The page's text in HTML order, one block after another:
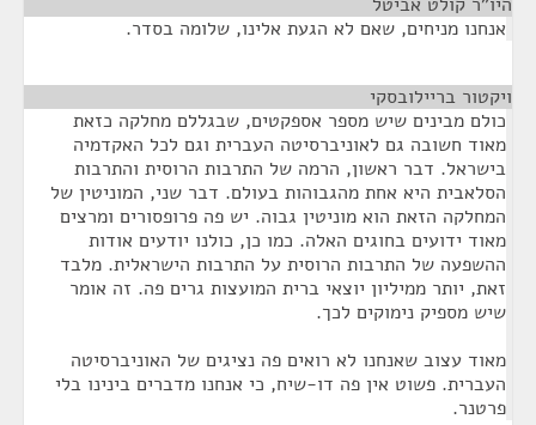
אנחנו מניחים, שאם לא הגעת אלינו, שלומה בסדר.
ויקטור בריילובסקי
כולם מבינים שיש מספר אספקטים, שבגללם מחלקה כזאת
מאוד חשובה גם לאוניברסיטה העברית וגם לכל האקדמיה
בישראל. דבר ראשון, הרמה של התרבות הרוסית והתרבות
הסלאבית היא אחת מהגבוהות בעולם. דבר שני, המוניטין של
המחלקה הזאת הוא מוניטין גבוה. יש פה פרופסורים ומרצים
מאוד ידועים בחוגים האלה. כמו כן, כולנו יודעים אודות
ההשפעה של התרבות הרוסית על התרבות הישראלית. מלבד
זאת, יותר ממיליון יוצאי ברית המועצות גרים פה. זה אומר
שיש מספיק נימוקים לכך.
מאוד עצוב שאנחנו לא רואים פה נציגים של האוניברסיטה
העברית. פשוט אין פה דו-שיח, כי אנחנו מדברים בינינו בלי
פרטנר.